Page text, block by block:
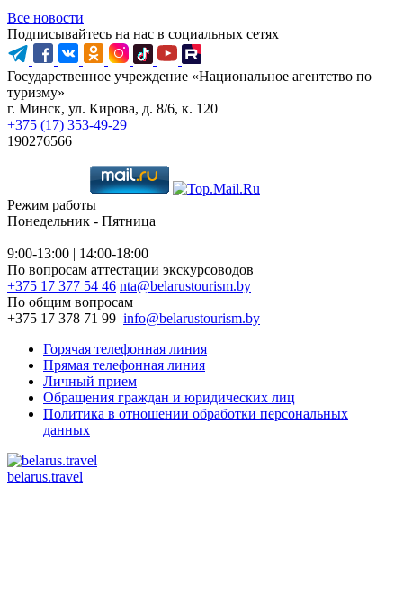
Все новости
Подписывайтесь на нас в социальных сетях
Государственное учреждение «Национальное агентство по
туризму»
г. Минск, ул. Кирова, д. 8/6, к. 120
+375 (17) 353-49-29
190276566
Режим работы
Понедельник - Пятница
9:00-13:00 | 14:00-18:00
По вопросам аттестации экскурсоводов
+375 17 377 54 46 nta@belarustourism.by
По общим вопросам
+375 17 378 71 99 info@belarustourism.by
Горячая телефонная линия
Прямая телефонная линия
Личный прием
Обращения граждан и юридических лиц
Политика в отношении обработки персональных
данных
belarus.travel